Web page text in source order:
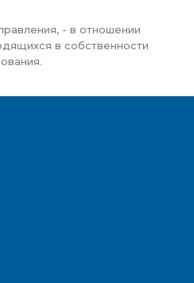
- в отношении
в собственности